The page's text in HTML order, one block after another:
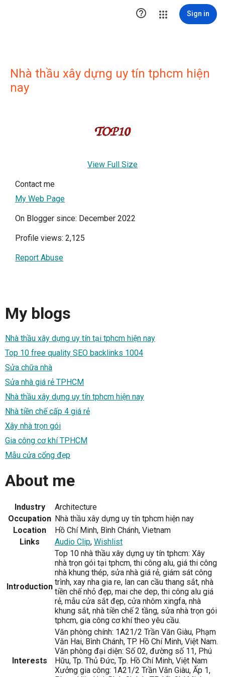
 Sign in
Nhà thầu xây dựng uy tín tphcm hiện
nay
View Full Size
Contact me
My Web Page
On Blogger since: December 2022
Profile views: 2,125
Report Abuse
My blogs
Nhà thầu xây dựng uy tín tại tphcm hiện nay
Top 10 free quality SEO backlinks 1004
Sửa chữa nhà
Sửa nhà giá rẻ TPHCM
Nhà thầu xây dựng uy tín tphcm hiện nay
Nhà tiền chế cấp 4 giá rẻ
Xây nhà trọn gói
Gia công cơ khí TPHCM
Mẫu cửa cổng đẹp
About me
Industry
Architecture
Occupation Nhà thầu xây dựng uy tín tphcm hiện nay
Location
Hồ Chí Minh, Bình Chánh, Vietnam
Links
Audio Clip, Wishlist
Introduction
Top 10 nhà thầu xây dựng uy tín tphcm: Xây
nhà trọn gói tại tphcm, thi công alu, giá thi công
nhà khung thép, sửa nhà giá rẻ, giám sát công
trình, xay nha gia re, lan can cầu thang sắt, nhà
tiền chế nhỏ đẹp, mai che dep, thi công alu giá
rẻ, mẫu cửa sắt đẹp, cửa nhôm xingfa, nhà
khung sắt, nhà tiền chế 2 tầng, sửa nhà trọn gói
tphcm, gia công cơ khí theo yêu cầu.
Interests
Văn phòng chính: 1A21/2 Trần Văn Giàu, Phạm
Văn Hai, Bình Chánh, TP. Hồ Chí Minh, Việt Nam.
Văn phòng đại diện: Số 02, đường số 11, Phú
Hữu, Tp. Thủ Đức, Tp. Hồ Chí Minh, Việt Nam
Xưởng gia công: 1A21/2 Trần Văn Giàu, Ấp 1,